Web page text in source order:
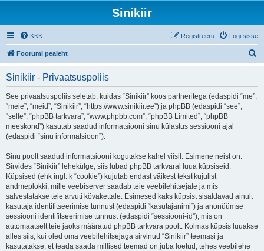
Sinikiir
KKK Logi sisse
Registreeru
Foorumi pealeht
Sinikiir - Privaatsuspoliis
See privaatsuspoliis seletab, kuidas “Sinikiir” koos partneritega (edaspidi “me”,
“meie”, “meid”, “Sinikiir”, “https://www.sinikiir.ee”) ja phpBB (edaspidi “see”,
“selle”, “phpBB tarkvara”, “www.phpbb.com”, “phpBB Limited”, “phpBB
meeskond”) kasutab saadud informatsiooni sinu külastus sessiooni ajal
(edaspidi “sinu informatsioon”).
Sinu poolt saadud informatsiooni kogutakse kahel viisil. Esimene neist on:
Sirvides “Sinikiir” lehekülge, siis lubad phpBB tarkvaral luua küpsiseid.
Küpsised (ehk ingl. k “cookie”) kujutab endast väikest tekstikujulist
andmeplokki, mille veebiserver saadab teie veebilehitsejale ja mis
salvestatakse teie arvuti kõvakettale. Esimesed kaks küpsist sisaldavad ainult
kasutaja identifitseerimise tunnust (edaspidi “kasutajanimi”) ja anonüümse
sessiooni identifitseerimise tunnust (edaspidi “sessiooni-id”), mis on
automaatselt teie jaoks määratud phpBB tarkvara poolt. Kolmas küpsis luuakse
alles siis, kui oled oma veebilehitsejaga sirvinud “Sinikiir” teemasi ja
kasutatakse, et teada saada millised teemad on juba loetud, tehes veebilehe